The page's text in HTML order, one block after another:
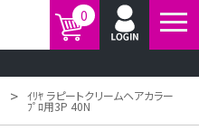
0
> ｲﾘﾔ ラピートクリームヘアカラー
ﾌﾟﾛ用3P 40N